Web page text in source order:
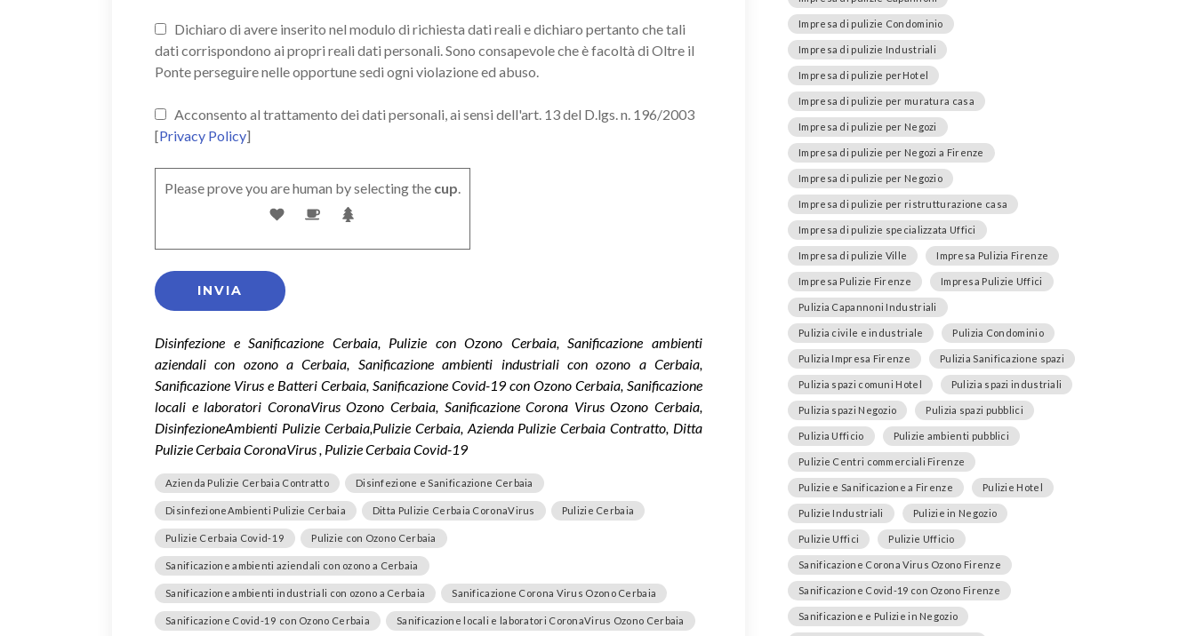
Dichiaro di avere inserito nel modulo di richiesta dati reali e dichiaro pertanto che tali
dati corrispondono ai propri reali dati personali. Sono consapevole che è facoltà di Oltre il
Ponte perseguire nelle opportune sedi ogni violazione ed abuso.
Acconsento al trattamento dei dati personali, ai sensi dell'art. 13 del D.lgs. n. 196/2003
[Privacy Policy]
Please prove you are human by selecting the cup.
Disinfezione e Sanificazione Cerbaia, Pulizie con Ozono Cerbaia, Sanificazione ambienti
aziendali con ozono a Cerbaia, Sanificazione ambienti industriali con ozono a Cerbaia,
Sanificazione Virus e Batteri Cerbaia, Sanificazione Covid-19 con Ozono Cerbaia, Sanificazione
locali e laboratori CoronaVirus Ozono Cerbaia, Sanificazione Corona Virus Ozono Cerbaia,
DisinfezioneAmbienti Pulizie Cerbaia,Pulizie Cerbaia, Azienda Pulizie Cerbaia Contratto, Ditta
Pulizie Cerbaia CoronaVirus , Pulizie Cerbaia Covid-19
Azienda Pulizie Cerbaia Contratto Disinfezione e Sanificazione Cerbaia
DisinfezioneAmbienti Pulizie Cerbaia Ditta Pulizie Cerbaia CoronaVirus Pulizie Cerbaia
Pulizie Cerbaia Covid-19 Pulizie con Ozono Cerbaia
Sanificazione ambienti aziendali con ozono a Cerbaia
Sanificazione ambienti industriali con ozono a Cerbaia Sanificazione Corona Virus Ozono Cerbaia
Sanificazione Covid-19 con Ozono Cerbaia Sanificazione locali e laboratori CoronaVirus Ozono Cerbaia
Impresa di pulizie Condominio
Impresa di pulizie Industriali
Impresa di pulizie perHotel
Impresa di pulizie per muratura casa
Impresa di pulizie per Negozi
Impresa di pulizie per Negozi a Firenze
Impresa di pulizie per Negozio
Impresa di pulizie per ristrutturazione casa
Impresa di pulizie specializzata Uffici
Impresa di pulizie Ville Impresa Pulizia Firenze
Impresa Pulizie Firenze Impresa Pulizie Uffici
Pulizia Capannoni Industriali
Pulizia civile e industriale Pulizia Condominio
Pulizia Impresa Firenze Pulizia Sanificazione spazi
Pulizia spazi comuni Hotel Pulizia spazi industriali
Pulizia spazi Negozio Pulizia spazi pubblici
Pulizia Ufficio Pulizie ambienti pubblici
Pulizie Centri commerciali Firenze
Pulizie e Sanificazione a Firenze Pulizie Hotel
Pulizie Industriali Pulizie in Negozio
Pulizie Uffici Pulizie Ufficio
Sanificazione Corona Virus Ozono Firenze
Sanificazione Covid-19 con Ozono Firenze
Sanificazione e Pulizie in Negozio